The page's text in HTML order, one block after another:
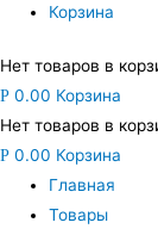
Корзина
Нет товаров в
Р 0.00 Корзина
Нет товаров в
Р 0.00 Корзина
Главная
Товары